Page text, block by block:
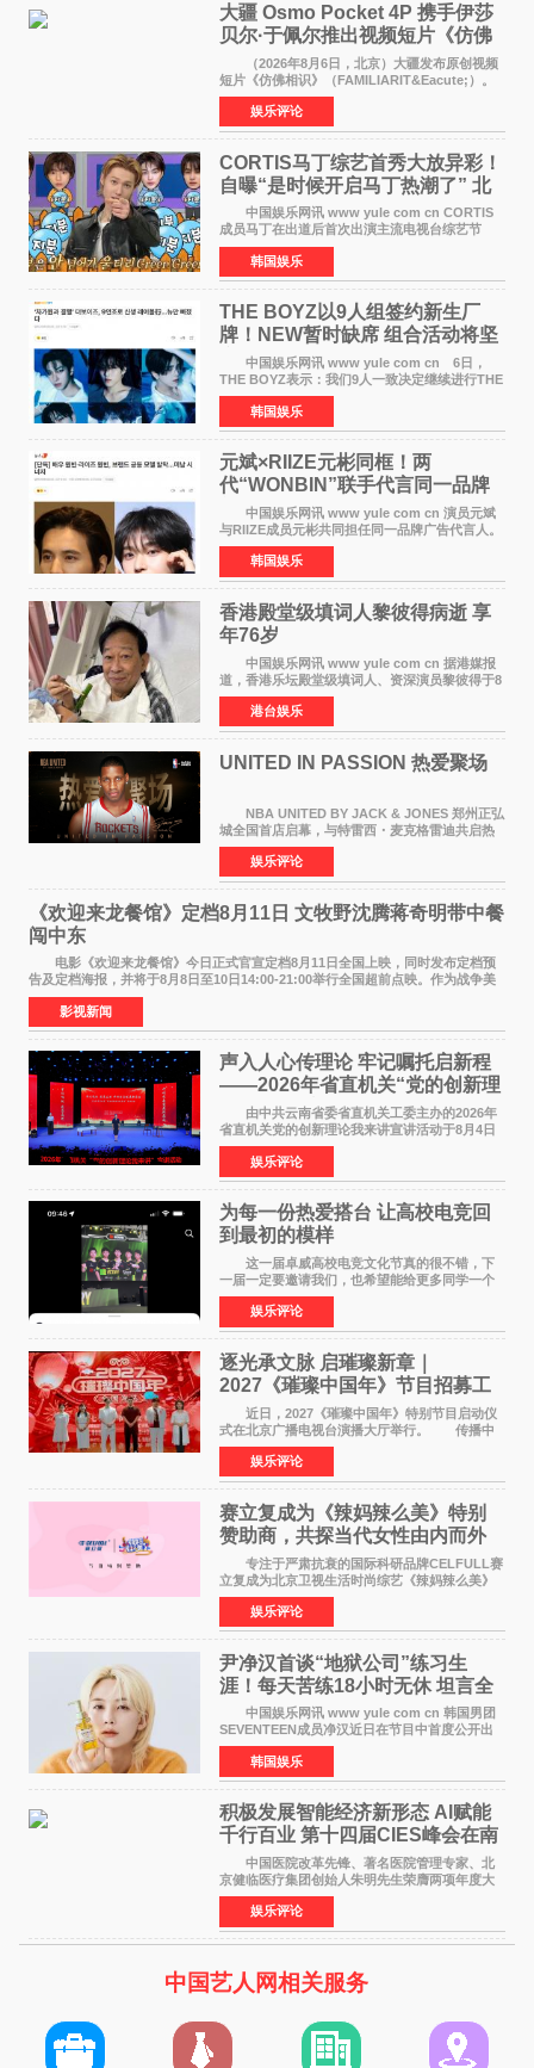
大疆 Osmo Pocket 4P 携手伊莎
贝尔·于佩尔推出视频短片《仿佛
相识》
（2026年8月6日，北京）大疆发布原创视频
短片《仿佛相识》（FAMILIARIT&Eacute;）。
视频短片由戛纳国际电影节最佳女演员伊莎贝尔·
于佩尔（Isabelle Huppert）主演，全程使用大
疆首款双主摄口
娱乐评论
CORTIS马丁综艺首秀大放异彩！
自曝“是时候开启马丁热潮了” 北
美巡演火热进行中
中国娱乐网讯 www yule com cn CORTIS
成员马丁在出道后首次出演主流电视台综艺节
目，展现了多才多艺的魅力。 马丁出演了5日
播出的MBC《Radio Star》Fashion与Passion
之间，I&lsquo;m
韩国娱乐
THE BOYZ以9人组签约新生厂
牌！NEW暂时缺席 组合活动将坚
定不移继续
中国娱乐网讯 www yule com cn 6日，
THE BOYZ表示：我们9人一致决定继续进行THE
BOYZ组合活动，并且已经完成了组合团体活动
签约。目前正在新生厂牌下进行活动准备。尚未
离开THE BOYZ原所
韩国娱乐
元斌×RIIZE元彬同框！两
代“WONBIN”联手代言同一品牌
颜值天花板合体
中国娱乐网讯 www yule com cn 演员元斌
与RIIZE成员元彬共同担任同一品牌广告代言人。
6日据独家报道，继演员元斌之后，RIIZE元彬最
近也被选为某在线中介平台A公司的共同广告代言
人，两人将作
韩国娱乐
香港殿堂级填词人黎彼得病逝 享
年76岁​
中国娱乐网讯 www yule com cn 据港媒报
道，香港乐坛殿堂级填词人、资深演员黎彼得于8
月5日上午因病离世，终年76岁。好友钟志光透
露，黎彼得今年3月中风后便卧床休养，身体机能
持续衰退，最
港台娱乐
UNITED IN PASSION 热爱聚场
NBA UNITED BY JACK & JONES 郑州正弘
城全国首店启幕，与特雷西・麦克格雷迪共启热
爱 2026 年7 月21 日，
NBAUNITEDBYJACK&JONES 全国首店，于郑
州正弘城正式启幕。NBA 传奇球星
娱乐评论
《欢迎来龙餐馆》定档8月11日 文牧野沈腾蒋奇明带中餐
闯中东
电影《欢迎来龙餐馆》今日正式官宣定档8月11日全国上映，同时发布定档预
告及定档海报，并将于8月8日至10日14:00-21:00举行全国超前点映。作为战争美
食大片，影片讲述的是中国厨师徐福（沈腾
影视新闻
声入人心传理论 牢记嘱托启新程
——2026年省直机关“党的创新理
论我来讲”宣讲活动圆满落幕
由中共云南省委省直机关工委主办的2026年
省直机关党的创新理论我来讲宣讲活动于8月4日
至5日在昆明举办。活动以 "牢记嘱托 感恩奋进
开创云南发展新局面 "为主题，坚持以新时代中国
特色社会主义
娱乐评论
为每一份热爱搭台 让高校电竞回
到最初的模样
这一届卓威高校电竞文化节真的很不错，下
一届一定要邀请我们，也希望能给更多同学一个
来到现场的机会。 2026卓威高校电竞文化节
已经落下帷幕，在活动结束后，仍有不少高校电
竞社负责人和现
娱乐评论
逐光承文脉 启璀璨新章｜
2027《璀璨中国年》节目招募工
作圆满启动
近日，2027《璀璨中国年》特别节目启动仪
式在北京广播电视台演播大厅举行。 传播中
华优秀传统文化，弘扬纯正国风艺术，打造高规
格、高质感、正能量的文艺盛典，是璀璨中国年
矢志不渝的初心
娱乐评论
赛立复成为《辣妈辣么美》特别
赞助商，共探当代女性由内而外
活力美
专注于严肃抗衰的国际科研品牌CELFULL赛
立复成为北京卫视生活时尚综艺《辣妈辣么美》
的特别赞助商,明星辣妈袁咏仪倾情参与，向广大
都市女性传递健康生活新主张，寄语当代女性在
家庭与自我之间
娱乐评论
尹净汉首谈“地狱公司”练习生
涯！每天苦练18小时无休 坦言全
靠成员撑过来
中国娱乐网讯 www yule com cn 韩国男团
SEVENTEEN成员净汉近日在节目中首度公开出
道前的残酷练习生经历，并提及经纪公司Pledis
娱乐，引发广泛关注。 在8月2日播出的日本
TBS综艺节目《周
韩国娱乐
积极发展智能经济新形态 Al赋能
千行百业 第十四届CIES峰会在南
京盛大召开
中国医院改革先锋、著名医院管理专家、北
京健临医疗集团创始人朱明先生荣膺两项年度大
奖 2026年7月31日，盛夏金陵，长江之畔，
以重落地·真务实·强链接为主题的2026&lsquo;人
工智能+&rsquo
娱乐评论
中国艺人网相关服务